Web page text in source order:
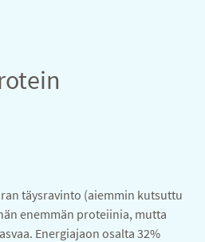
täysravinto (aiemmin kutsuttu
enemmän proteiinia, mutta
Energiajaon osalta 32%